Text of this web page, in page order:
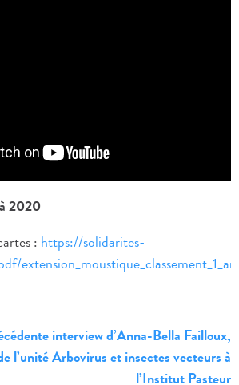
2020
: https://solidarites-
interview d’Anna-Bella Failloux,
l’unité Arbovirus et insectes vecteurs à
l’Institut Pasteur